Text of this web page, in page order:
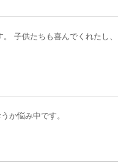
子供たちも喜んでくれたし、
か悩み中です。